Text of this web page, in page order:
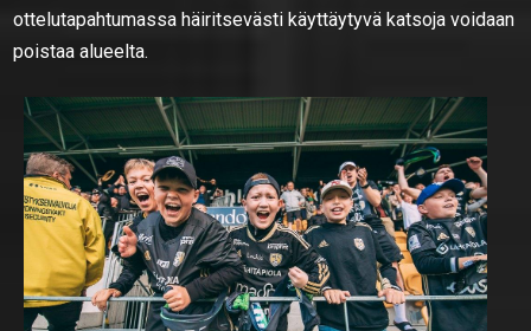
ottelutapahtumassa häiritsevästi käyttäytyvä katsoja voidaan
poistaa alueelta.